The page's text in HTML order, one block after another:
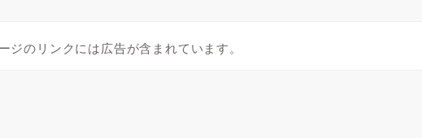
ジのリンクには広告が含まれています。